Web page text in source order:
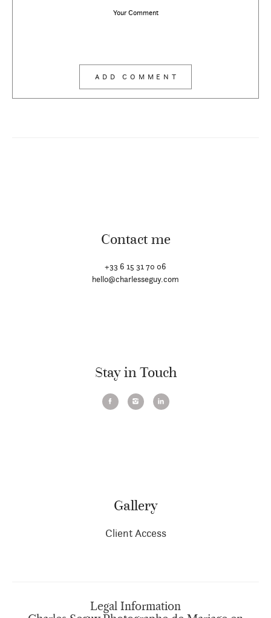
Contact me
+33 6 15 31 70 06
hello@charlesseguy.com
Stay in Touch
Gallery
Client Access
Legal Information